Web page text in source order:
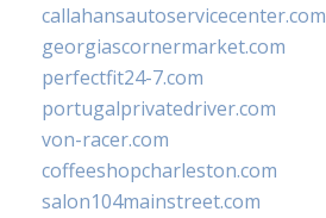
callahansautoservicecenter.com
georgiascornermarket.com
perfectfit24-7.com
portugalprivatedriver.com
von-racer.com
coffeeshopcharleston.com
salon104mainstreet.com